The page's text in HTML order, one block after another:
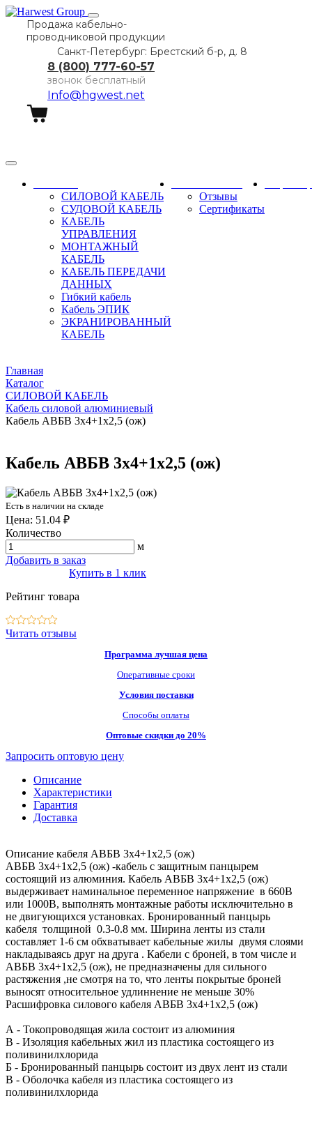
Продажа кабельно-
проводниковой продукции
Санкт-Петербург: Брестский б-р, д. 8
8 (800) 777-60-57
звонок бесплатный
Info@hgwest.net
СИЛОВОЙ КАБЕЛЬ
СУДОВОЙ КАБЕЛЬ
КАБЕЛЬ
УПРАВЛЕНИЯ
МОНТАЖНЫЙ
КАБЕЛЬ
КАБЕЛЬ ПЕРЕДАЧИ
ДАННЫХ
Гибкий кабель
Кабель ЭПИК
ЭКРАНИРОВАННЫЙ
КАБЕЛЬ
Отзывы
Сертификаты
Главная
Каталог
СИЛОВОЙ КАБЕЛЬ
Кабель силовой алюминиевый
Кабель АВБВ 3х4+1х2,5 (ож)
Кабель АВБВ 3х4+1х2,5 (ож)
Есть в наличии на складе
Цена: 51.04 ₽
Количество
м
Добавить в заказ
Купить в 1 клик
Рейтинг товара
Читать отзывы
Программа лучшая цена
Оперативные сроки
Условия поставки
Способы оплаты
Оптовые скидки до 20%
Запросить оптовую цену
Описание
Характеристики
Гарантия
Доставка
Описание кабеля АВБВ 3х4+1х2,5 (ож)
АВБВ 3х4+1х2,5 (ож) -кабель с защитным панцырем
состоящий из алюминия. Кабель АВБВ 3х4+1х2,5 (ож)
выдерживает наминальное переменное напряжение в 660В
или 1000В, выполнять монтажные работы исключительно в
не двигующихся установках. Бронированный панцырь
кабеля толщиной 0.3-0.8 мм. Ширина ленты из стали
составляет 1-6 см обхватывает кабельные жилы двумя слоями
накладываясь друг на друга . Кабели с броней, в том числе и
АВБВ 3х4+1х2,5 (ож), не предназначены для сильного
растяжения ,не смотря на то, что ленты покрытые броней
выносят относительное удлиннение не меньше 30%
Расшифровка силового кабеля АВБВ 3х4+1х2,5 (ож)
А - Токопроводящая жила состоит из алюминия
В - Изоляция кабельных жил из пластика состоящего из
поливинилхлорида
Б - Бронированный панцырь состоит из двух лент из стали
В - Оболочка кабеля из пластика состоящего из
поливинилхлорида